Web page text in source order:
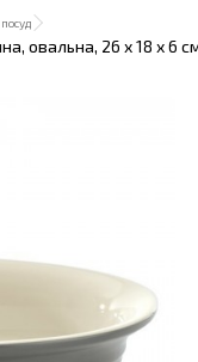
овальна, 26 х 18 х 6